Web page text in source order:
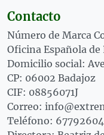
Contacto
Número de Marca
Oficina Española de
Domicilio social:
CP: 06002 Badajoz
CIF: 08856071J
Correo:
Teléfono: